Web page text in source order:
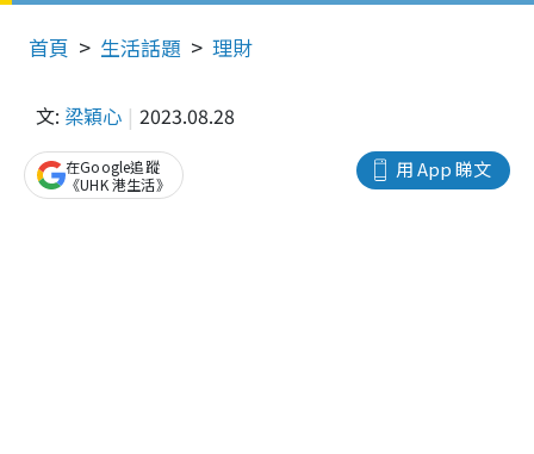
首頁 生活話題 理財
文: 梁穎心 2023.08.28
用 App 睇文
在Google追蹤
《UHK 港生活》